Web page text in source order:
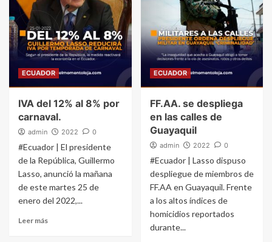
ECUADOR
IVA del 12% al 8% por
carnaval.
admin 2022 0
#Ecuador | El presidente
de la República, Guillermo
Lasso, anunció la mañana
de este martes 25 de
enero del 2022,...
Leer más
ECUADOR
FF.AA. se despliega
en las calles de
Guayaquil
admin 2022 0
#Ecuador | Lasso dispuso
despliegue de miembros de
FF.AA en Guayaquil. Frente
a los altos índices de
homicidios reportados
durante...